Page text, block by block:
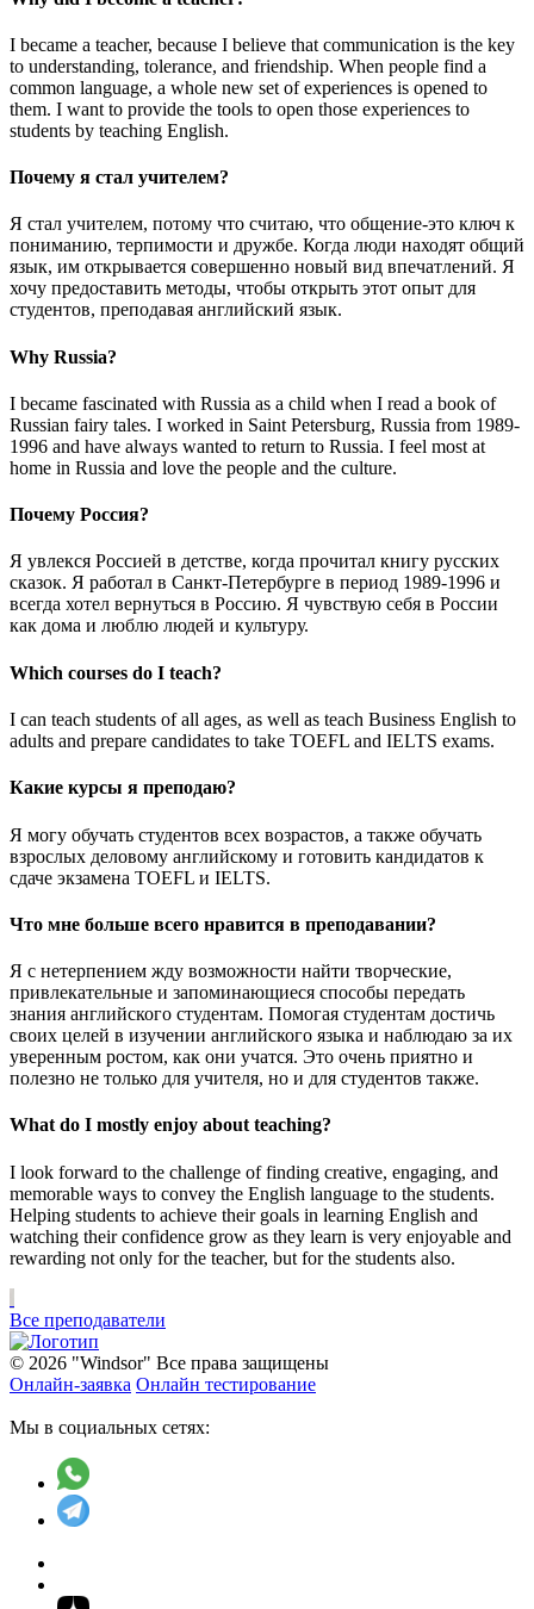
I became a teacher, because I believe that communication is the key
to understanding, tolerance, and friendship. When people find a
common language, a whole new set of experiences is opened to
them. I want to provide the tools to open those experiences to
students by teaching English.
Почему я стал учителем?
Я стал учителем, потому что считаю, что общение-это ключ к
пониманию, терпимости и дружбе. Когда люди находят общий
язык, им открывается совершенно новый вид впечатлений. Я
хочу предоставить методы, чтобы открыть этот опыт для
студентов, преподавая английский язык.
Why Russia?
I became fascinated with Russia as a child when I read a book of
Russian fairy tales. I worked in Saint Petersburg, Russia from 1989-
1996 and have always wanted to return to Russia. I feel most at
home in Russia and love the people and the culture.
Почему Россия?
Я увлекся Россией в детстве, когда прочитал книгу русских
сказок. Я работал в Санкт-Петербурге в период 1989-1996 и
всегда хотел вернуться в Россию. Я чувствую себя в России
как дома и люблю людей и культуру.
Which courses do I teach?
I can teach students of all ages, as well as teach Business English to
adults and prepare candidates to take TOEFL and IELTS exams.
Какие курсы я преподаю?
Я могу обучать студентов всех возрастов, а также обучать
взрослых деловому английскому и готовить кандидатов к
сдаче экзамена TOEFL и IELTS.
Что мне больше всего нравится в преподавании?
Я с нетерпением жду возможности найти творческие,
привлекательные и запоминающиеся способы передать
знания английского студентам. Помогая студентам достичь
своих целей в изучении английского языка и наблюдаю за их
уверенным ростом, как они учатся. Это очень приятно и
полезно не только для учителя, но и для студентов также.
What do I mostly enjoy about teaching?
I look forward to the challenge of finding creative, engaging, and
memorable ways to convey the English language to the students.
Helping students to achieve their goals in learning English and
watching their confidence grow as they learn is very enjoyable and
rewarding not only for the teacher, but for the students also.
Все преподаватели
© 2026 "Windsor" Все права защищены
Онлайн-заявка Онлайн тестирование
Мы в социальных сетях: